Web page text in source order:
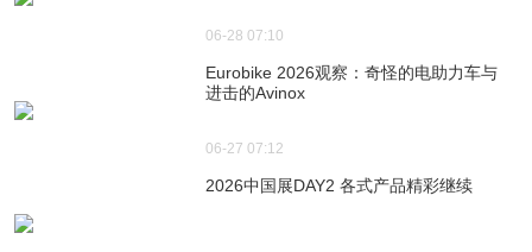
06-28 07:10
Eurobike 2026观察：奇怪的电助力车与
进击的Avinox
06-27 07:12
2026中国展DAY2 各式产品精彩继续